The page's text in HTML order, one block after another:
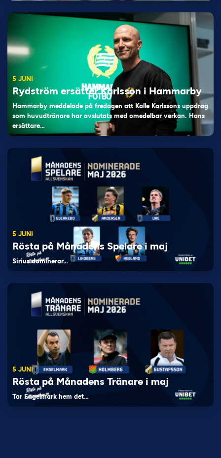
5 JUNI
Rydström ersätter Karlsson i Hammarby
Hammarby meddelade på fredagen att Kalle Karlssons uppdrag
som huvudtränare har avslutats med omedelbar verkan. Hans
ersättare…
5 JUNI
Rösta på Månadens Spelare i maj
Sirius dominerar…
5 JUNI
Rösta på Månadens Tränare i maj
Tar Engelmark hem det…